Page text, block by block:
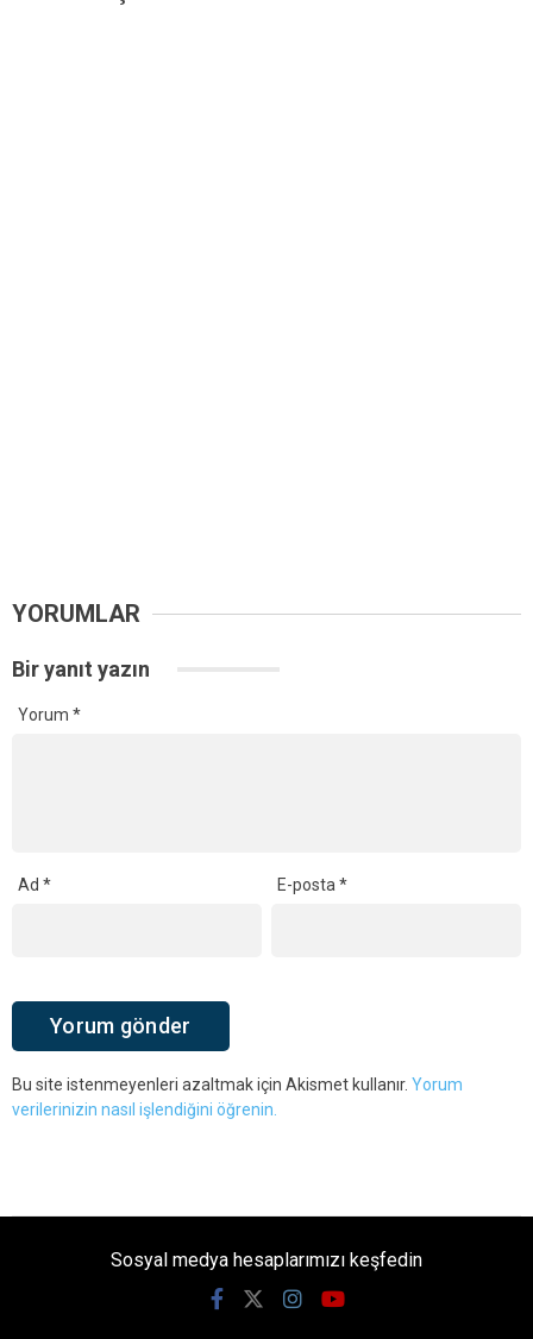
YORUMLAR
Bir yanıt yazın
Yorum *
Ad * E-posta*
Bu site istenmeyenleri azaltmak için Akismet kullanır. Yorum
verilerinizin nasıl işlendiğini öğrenin.
Sosyal medya hesaplarımızı keşfedin